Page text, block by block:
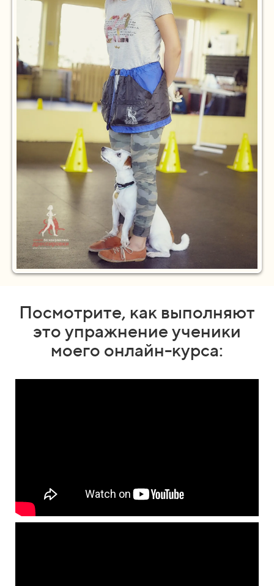
Посмотрите, как выполняют
это упражнение ученики
моего онлайн-курса: